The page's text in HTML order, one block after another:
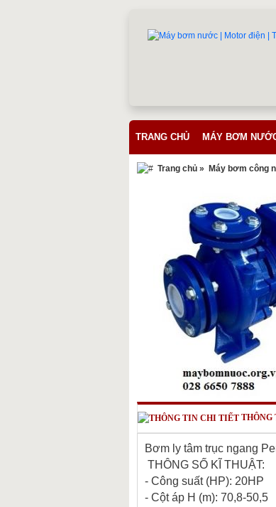
TRANG CHỦ MÁY BƠM
Trang chủ » Máy bơm công
Bơm ly tâm trục ngang
THÔNG SỐ KĨ THUẬT:
- Công suất (HP): 20HP
- Cột áp H (m): 70,8-50,5